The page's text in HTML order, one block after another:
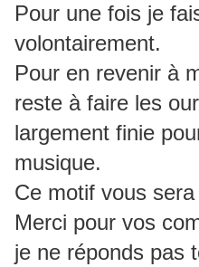
Pour une fois je
volontairement.
Pour en revenir à
reste à faire les
largement finie
musique.
Ce motif vous
Merci pour vos
je ne réponds pas